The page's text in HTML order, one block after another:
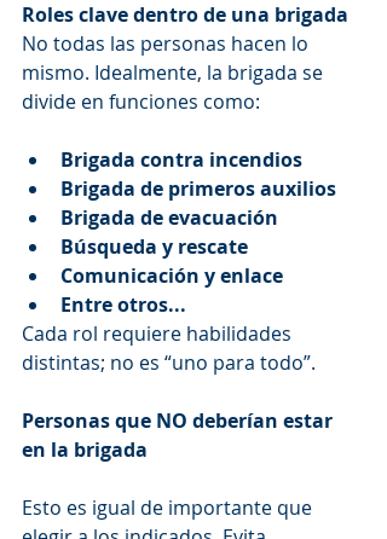
Roles clave dentro de una brigada
No todas las personas hacen lo
mismo. Idealmente, la brigada se
divide en funciones como:
Brigada contra incendios
Brigada de primeros auxilios
Brigada de evacuación
Búsqueda y rescate
Comunicación y enlace
Entre otros...
Cada rol requiere habilidades
distintas; no es “uno para todo”.
Personas que NO deberían estar
en la brigada
Esto es igual de importante que